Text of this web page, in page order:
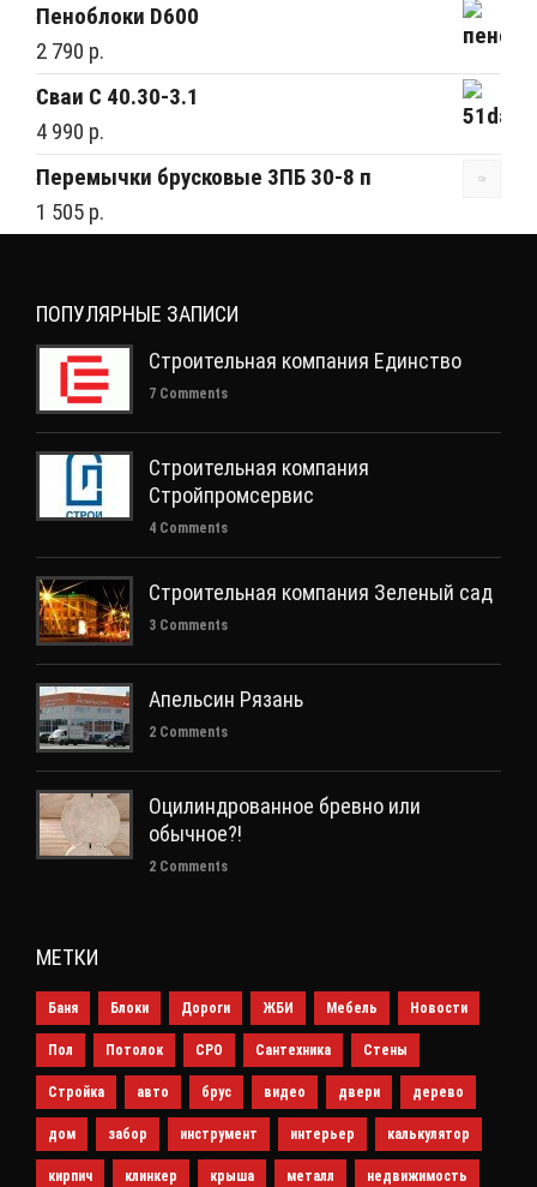
Пеноблоки D600
2 790 р.
Сваи С 40.30-3.1
4 990 р.
Перемычки брусковые 3ПБ 30-8 п
1 505 р.
ПОПУЛЯРНЫЕ ЗАПИСИ
Строительная компания Единство
7 Comments
Строительная компания
Стройпромсервис
4 Comments
Строительная компания Зеленый сад
3 Comments
Апельсин Рязань
2 Comments
Оцилиндрованное бревно или
обычное?!
2 Comments
МЕТКИ
Баня Блоки Дороги ЖБИ Мебель Новости
Пол Потолок СРО Сантехника Стены
Стройка авто брус видео двери дерево
дом забор инструмент интерьер калькулятор
кирпич клинкер крыша металл недвижимость